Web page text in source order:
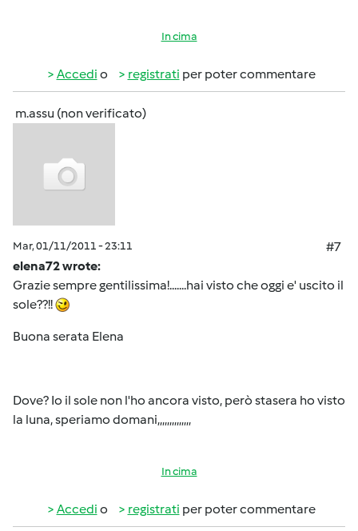
In cima
Accedi o registrati per poter commentare
m.assu (non verificato)
Mar, 01/11/2011 - 23:11
#7
elena72 wrote:
Grazie sempre gentilissima!.......hai visto che oggi e' uscito il
sole??!!
Buona serata Elena
Dove? Io il sole non l'ho ancora visto, però stasera ho visto
la luna, speriamo domani,,,,,,,,,,,,,,
In cima
Accedi o registrati per poter commentare